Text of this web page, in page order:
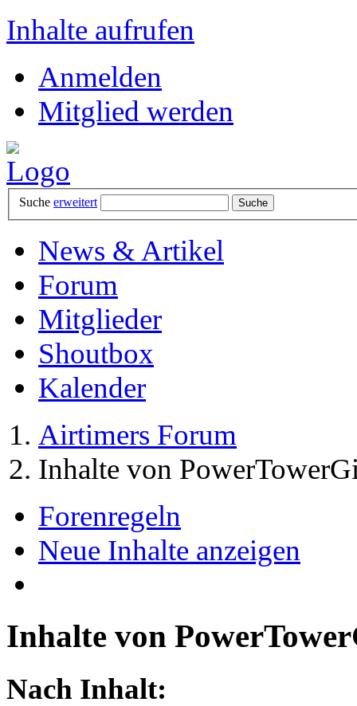
Inhalte aufrufen
Anmelden
Mitglied werden
Suche erweitert
News & Artikel
Forum
Mitglieder
Shoutbox
Kalender
Airtimers Forum
Inhalte von
Forenregeln
Neue Inhalte anzeigen
Inhalte von
Nach Inhalt: